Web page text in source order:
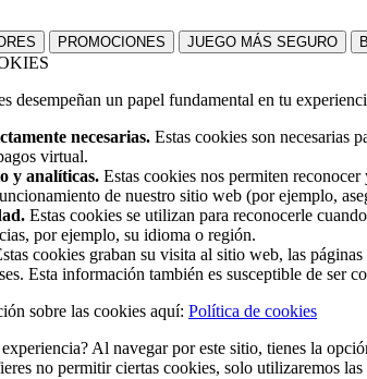
PROMOCIONES JUEGO MÁS SEGURO
desempeñan un papel fundamental en tu
necesarias. Estas cookies son necesarias
virtual.
y analíticas. Estas cookies nos permiten
de nuestro sitio web (por ejemplo,
Estas cookies se utilizan para reconocerle
por ejemplo, su idioma o región.
cookies graban su visita al sitio web, las
Esta información también es susceptible de ser
sobre las cookies aquí: Política de cookies
Al navegar por este sitio, tienes la
no permitir ciertas cookies, solo utilizaremos